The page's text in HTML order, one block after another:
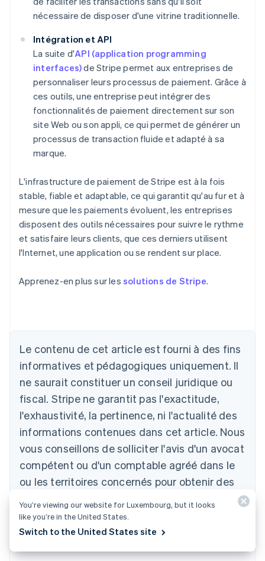
nécessaire de disposer d'une vitrine traditionnelle.
Intégration et API
La suite d'API (application programming
interfaces)de Stripe permet aux entreprises de
personnaliser leurs processus de paiement. Grâce à
ces outils, une entreprise peut intégrer des
fonctionnalités de paiement directement sur son
site Web ou son appli, ce qui permet de générer un
processus de transaction fluide et adapté à sa
marque.
L'infrastructure de paiement de Stripe est à la fois
stable, fiable et adaptable, ce qui garantit qu'au fur et à
mesure que les paiements évoluent, les entreprises
disposent des outils nécessaires pour suivre le rythme
et satisfaire leurs clients, que ces derniers utilisent
l'Internet, une application ou se rendent sur place.
Apprenez-en plus sur les solutions de Stripe.
Le contenu de cet article est fourni à des fins
informatives et pédagogiques uniquement. Il
ne saurait constituer un conseil juridique ou
fiscal. Stripe ne garantit pas l'exactitude,
l'exhaustivité, la pertinence, ni l'actualité des
informations contenues dans cet article. Nous
vous conseillons de solliciter l'avis d'un avocat
compétent ou d'un comptable agréé dans le
ou les territoires concernés pour obtenir des
DeutschEnglish
Australie
English
Autriche
DeutschEnglish
NederlandsFrançaisDeutschEnglish
Brésil
Português
Bulgarie
English
Canada
Chine continentale
Chypre
English
Croatie
Danemark
You’re viewing our website for Luxembourg, but it looks
like you’re in the United States.
Switch to the United States site